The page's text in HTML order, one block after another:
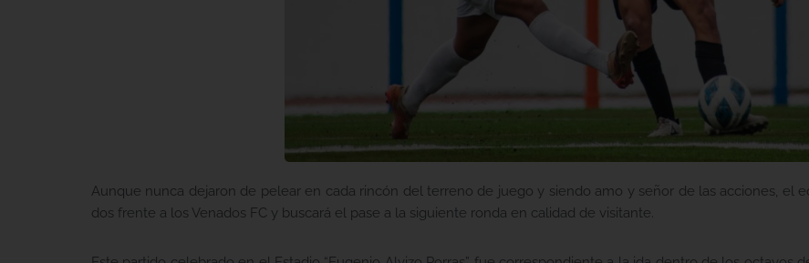
Aunque nunca dejaron de pelear en cada rincón del terreno de juego y siendo amo y señor de las acciones, el
dos frente a los Venados FC y buscará el pase a la siguiente ronda en calidad de visitante.